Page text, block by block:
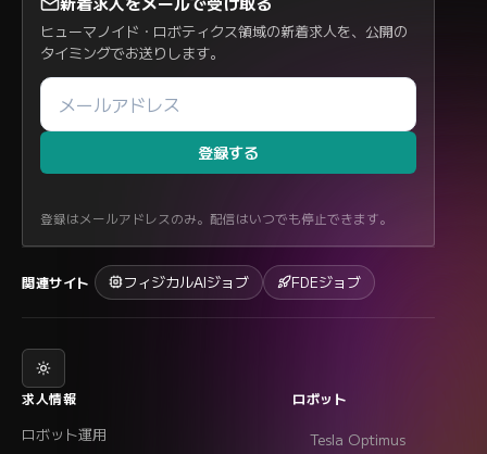
ヒューマノイド・ロボティクス領域の新着求人を、公開の
タイミングでお送りします。
登録する
登録はメールアドレスのみ。配信はいつでも停止できます。
関連サイト フィジカルAIジョブ FDEジョブ
求人情報
ロボット運用
ロボット
Tesla Optimus